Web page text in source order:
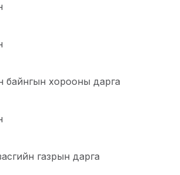
байнгын хорооны дарга
газрын дарга